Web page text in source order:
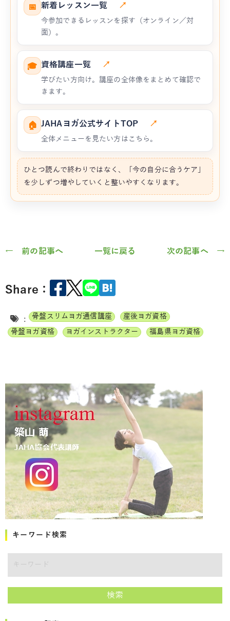
📅 新着レッスン一覧 ↗
今参加できるレッスンを探す（オンライン／対
面）。
🎓 資格講座一覧 ↗
学びたい方向け。講座の全体像をまとめて確認で
きます。
🏠 JAHAヨガ公式サイトTOP ↗
全体メニューを見たい方はこちら。
ひとつ読んで終わりではなく、「今の自分に合うケア」
を少しずつ増やしていくと整いやすくなります。
← 前の記事へ 一覧に戻る 次の記事へ →
Share：
: 骨盤スリムヨガ通信講座
産後ヨガ資格
骨盤ヨガ資格
ヨガインストラクター 福島県ヨガ資格
キーワード検索
検索